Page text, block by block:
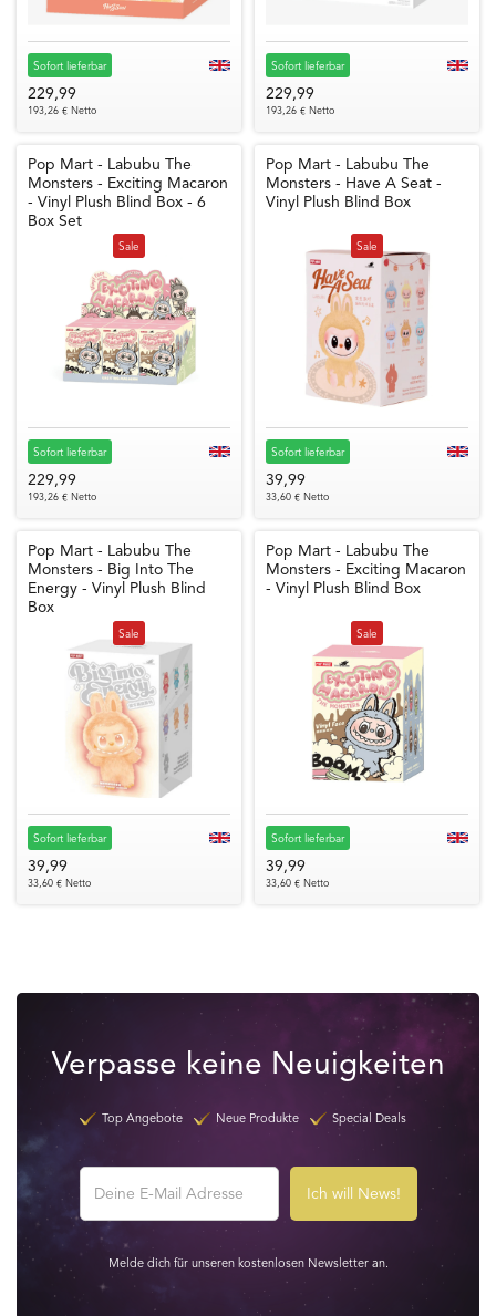
Sofort lieferbar
229,99
193,26 € Netto
Sofort lieferbar
229,99
193,26 € Netto
Pop Mart - Labubu The
Monsters - Exciting Macaron
- Vinyl Plush Blind Box - 6
Box Set
Sale
Sofort lieferbar
229,99
193,26 € Netto
Pop Mart - Labubu The
Monsters - Have A Seat -
Vinyl Plush Blind Box
Sale
Sofort lieferbar
39,99
33,60 € Netto
Pop Mart - Labubu The
Monsters - Big Into The
Energy - Vinyl Plush Blind
Box
Sale
Sofort lieferbar
39,99
33,60 € Netto
Pop Mart - Labubu The
Monsters - Exciting Macaron
- Vinyl Plush Blind Box
Sale
Sofort lieferbar
39,99
33,60 € Netto
Verpasse keine Neuigkeiten
Top Angebote Neue Produkte Special Deals
Melde dich für unseren kostenlosen Newsletter an.